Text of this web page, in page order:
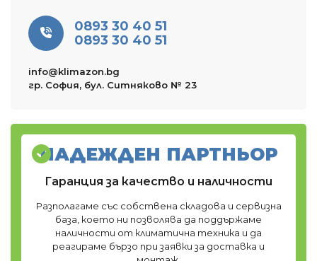
0893 30 40 51
0893 30 40 51
info@klimazon.bg
гр. София, бул. Ситняково № 23
НАДЕЖДЕН ПАРТНЬОР
Гаранция за качество и наличности
Разполагаме със собствена складова и сервизна
база, което ни позволява да поддържаме
наличности от климатична техника и да
реагираме бързо при заявки за доставка и